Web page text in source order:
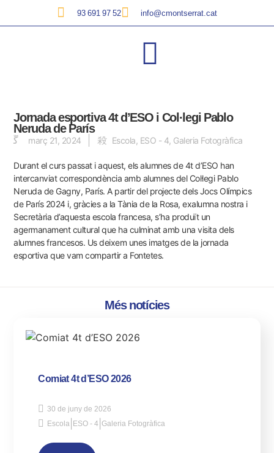
93 691 97 52 info@cmontserrat.cat
Jornada esportiva 4t d’ESO i Col·legi Pablo
Neruda de París
març 21, 2024 Escola ESO - 4 Galeria Fotogràfica
Durant el curs passat i aquest, els alumnes de 4t d’ESO han
intercanviat correspondència amb alumnes del Col·legi Pablo
Neruda de Gagny, París. A partir del projecte dels Jocs Olímpics
de París 2024 i, gràcies a la Tània de la Rosa, exalumna nostra i
Secretària d’aquesta escola francesa, s’ha produït un
agermanament cultural que ha culminat amb una visita dels
alumnes francesos. Us deixem unes imatges de la jornada
esportiva que vam compartir a Fontetes.
Més notícies
Comiat 4t d’ESO 2026
30 de juny de 2026
Escola ESO - 4 |Galeria Fotogràfica